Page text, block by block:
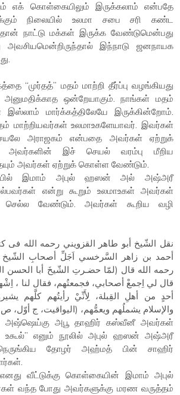
எக் கொள்கையிலும் இருக்கலாம் என்பதே
நிலையில் உலமா சபை சரி கண்ட
நாட்டு மக்கள் இருக்க வேண்டுமென்பது
அவசியமென்றிருந்தால் இந்நாடு ஜனநாயக
“முர்தத்” மதம் மாற்றி தீர்ப்பு வழங்கியது
அனுமதிக்காத ஒன்றேயாகும். நாங்கள் மதம்
இஸ்லாம் மார்க்கத்திலேயே இருக்கின்றோம்.
மாற்றியவர்கள் உலமாஉகளேயாவர். இவர்கள்
அராஜகம் என்பதை அவர்கள் ஏற்றுக்
இச் செயல் வரம்பு மீறிய
அவர்கள் ஏற்றுக் கொள்ள வேண்டும்.
இமாம் அபுல் ஹஸன் அல் அஷ்அரீ
என்று கூறும் உலமாஉகள் அவர்கள்
செல்ல வேண்டும். அவர்கள் கூறிய வழி
نقل الشّيخ أبو طاهر القزويني رحمه الله فى
أحمد بن زاهر السَّرخسي اَجَلِّ أصحابِ الشّيخ
رحمه الله قال (لمّا حضـرتِ الشّيخَ أبا الحسن
قال لي اِجمعْ أصحابي، فجمعتُهم، فقال لنا ،
أحدٍ من أهلِ القِبلة، لِأَنِّيْ رأيتُهم كلَّهم
والإسلام يشملُهم ويعمُّهم، (اليواقيت، ج أوّل، ص 21(
அஷ்ஷெய்கு அபூ தாஹிர் கஸ்வீனீ அவர்கள்
உகூல்” எனும் நூலில் அபுல் ஹஸன் அஷ்அரீ
தோழர் அஹ்மத் பின் சாஹிர்
எனது வீட்டுக்கு கொள்கையின் இமாம் அபுல்
வந்த போது அவர்களுக்கு மரண வருத்தம்